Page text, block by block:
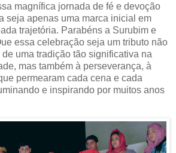
magnífica jornada de fé e devoção
seja apenas uma marca inicial em
trajetória. Parabéns a Surubim e
essa celebração seja um tributo não
uma tradição tão significativa na
mas também à perseverança, à
permearam cada cena e cada
e inspirando por muitos anos